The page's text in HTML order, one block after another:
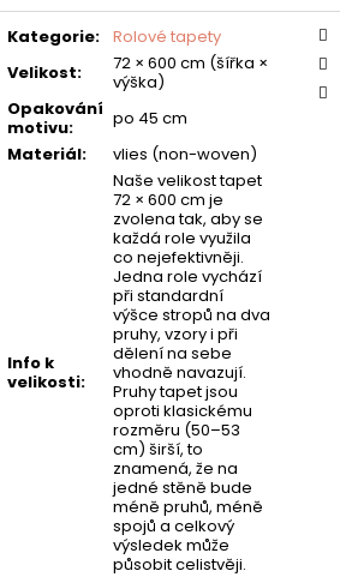
Kategorie: Rolové tapety
Velikost:
72 × 600 cm (šířka ×
výška)
Opakování
motivu:
po 45 cm
Materiál: vlies (non-woven)
Info k
velikosti:
Naše velikost tapet
72 × 600 cm je
zvolena tak, aby se
každá role využila
co nejefektivněji.
Jedna role vychází
při standardní
výšce stropů na dva
pruhy, vzory i při
dělení na sebe
vhodně navazují.
Pruhy tapet jsou
oproti klasickému
rozměru (50–53
cm) širší, to
znamená, že na
jedné stěně bude
méně pruhů, méně
spojů a celkový
výsledek může
působit celistvěji.